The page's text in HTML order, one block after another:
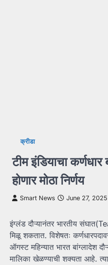
क्रीडा
टीम इंडियाचा
होणार मोठा निर्णय
Smart News June 27, 2025
इंग्लंड दौऱ्यानंतर भारतीय
मिळू शकतात. विशेषतः
ऑगस्ट महिन्यात भारत बांग्लादेश
मालिका खेळण्याची शक्यता आहे.